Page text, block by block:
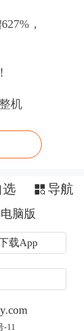
应衔接不
著上涨。
谈会召开
短期内需
的提振作
去化从10
繁育的周
启上行态
食品CPI
基期或将
格拖累，
，
机
选 导航
电脑版
载App
-11